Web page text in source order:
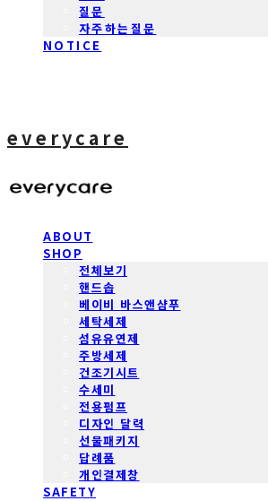
질문
자주하는질문
NOTICE
everycare
ABOUT
SHOP
전체보기
핸드솝
베이비 바스앤샴푸
세탁세제
섬유유연제
주방세제
건조기시트
수세미
전용펌프
디자인 달력
선물패키지
답례품
개인결제창
SAFETY